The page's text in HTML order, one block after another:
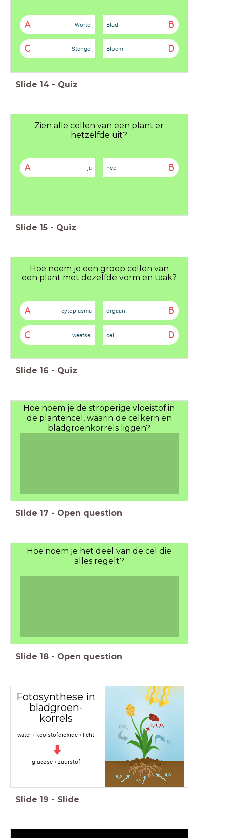
A Wortel B
Blad
C Stengel D
Bloem
Slide 14 - Quiz
Zien alle cellen van een plant er
hetzelfde uit?
A ja B
nee
Slide 15 - Quiz
Hoe noem je een groep cellen van
een plant met dezelfde vorm en taak?
A cytoplasma B
orgaan
C weefsel D
cel
Slide 16 - Quiz
Hoe noem je de stroperige vloeistof in
de plantencel, waarin de celkern en
bladgroenkorrels liggen?
Slide 17 - Open question
Hoe noem je het deel van de cel die
alles regelt?
Slide 18 - Open question
Fotosynthese in
bladgroen-
korrels
water + koolstofdioxide + licht
glucose + zuurstof
Slide 19 - Slide